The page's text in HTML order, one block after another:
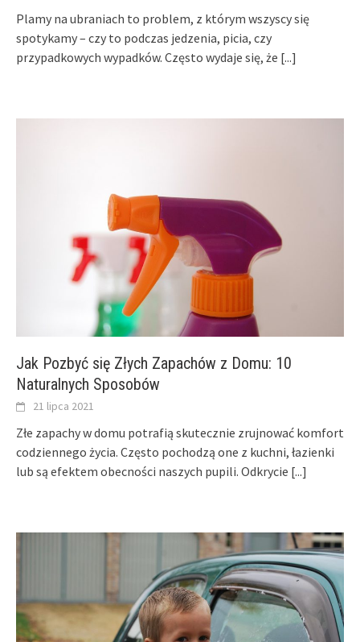
Plamy na ubraniach to problem, z którym wszyscy się
spotykamy – czy to podczas jedzenia, picia, czy
przypadkowych wypadków. Często wydaje się, że [...]
Jak Pozbyć się Złych Zapachów z Domu: 10
Naturalnych Sposobów
21 lipca 2021
Złe zapachy w domu potrafią skutecznie zrujnować komfort
codziennego życia. Często pochodzą one z kuchni, łazienki
lub są efektem obecności naszych pupili. Odkrycie [...]